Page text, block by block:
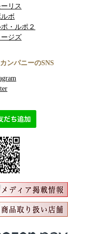
リス
ボ
ポ・ルポ２
ージズ
ンパニーのSNS